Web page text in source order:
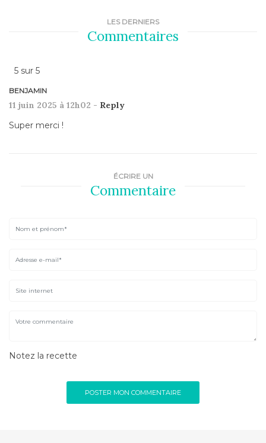
LES DERNIERS
Commentaires
5 sur 5
BENJAMIN
11 juin 2025 à 12h02 - Reply
Super merci !
ÉCRIRE UN
Commentaire
Notez la recette